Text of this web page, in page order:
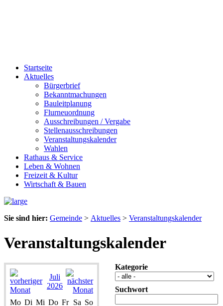
Startseite
Aktuelles
Bürgerbrief
Bekanntmachungen
Bauleitplanung
Flurneuordnung
Ausschreibungen / Vergabe
Stellenausschreibungen
Veranstaltungskalender
Wahlen
Rathaus & Service
Leben & Wohnen
Freizeit & Kultur
Wirtschaft & Bauen
Sie sind hier: Gemeinde > Aktuelles > Veranstaltungskalender
Veranstaltungskalender
Juli
2026
Mo Di Mi Do Fr Sa So
Kategorie
Suchwort